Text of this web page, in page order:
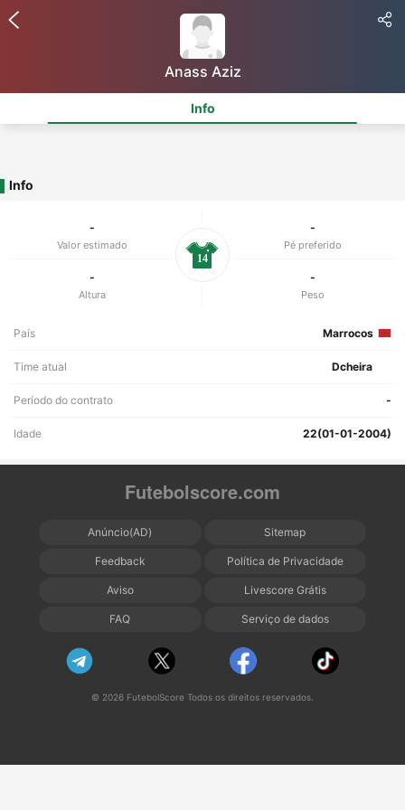
Anass Aziz
Info
Info
-
Valor estimado
-
Pé preferido
-
Altura
-
Peso
14
País Marrocos
Time atual Dcheira
Período do contrato -
Idade 22(01-01-2004)
Futebolscore.com
Anúncio(AD) Sitemap
Feedback Política de Privacidade
Aviso Livescore Grátis
FAQ Serviço de dados
© 2026 FutebolScore Todos os direitos reservados.